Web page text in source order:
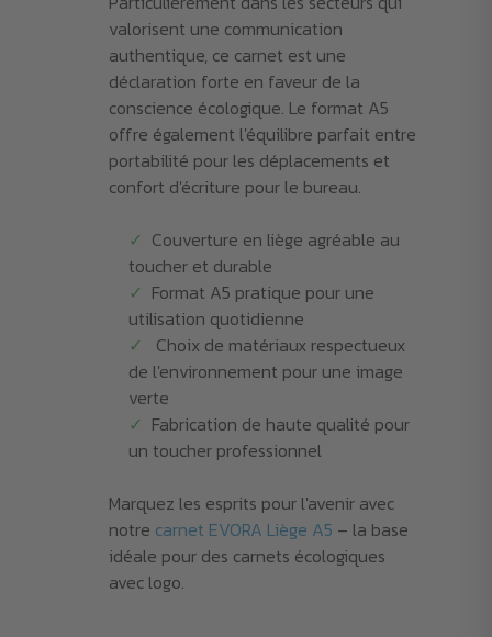
valorisent une communication
authentique, ce carnet est une
déclaration forte en faveur de la
conscience écologique. Le format A5
offre également l'équilibre parfait entre
portabilité pour les déplacements et
confort d'écriture pour le bureau.
Couverture en liège agréable au
toucher et durable
Format A5 pratique pour une
utilisation quotidienne
Choix de matériaux respectueux
de l'environnement pour une image
verte
Fabrication de haute qualité pour
un toucher professionnel
Marquez les esprits pour l'avenir avec
notre carnet EVORA Liège A5 – la base
idéale pour des carnets écologiques
avec logo.